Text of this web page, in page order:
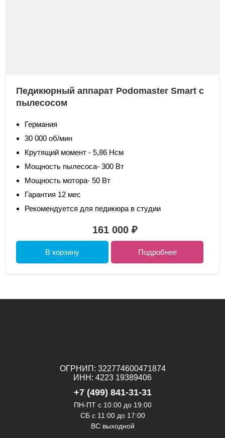
Педикюрный аппарат Podomaster Smart с
пылесосом
Германия
30 000 об/мин
Крутящий момент - 5,86 Нсм
Мощность пылесоса- 300 Вт
Мощность мотора- 50 Вт
Гарантия 12 мес
Рекомендуется для педикюра в студии
161 000 ₽
В корзину Подробнее
ОГРНИП: 322774600471874
ИНН: 4223 19389406
+7 (499) 841-31-31
ПН-ПТ с 10:00 до 19:00
СБ c 11:00 до 17:00
ВС выходной